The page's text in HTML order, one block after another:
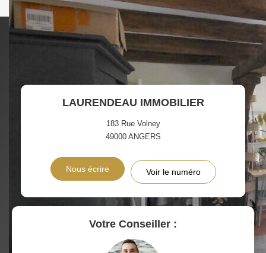
DENSITÉ DE POPULATION ENFANTS ET ADOLESCENTS
AGE MOYEN
REVENU MENSUEL PAR
MÉNAGE
TAUX D'HABITATION
TAXE FONCIÈRE
PART DES MÉNAGES SANS
VOITURE
RÉSULTATS DES LYCÉES ECOLES ET CRÈCHES
COMMERCES
LAURENDEAU IMMOBILIER
183 Rue Volney
49000 ANGERS
Nous écrire Voir le numéro
Votre Conseiller :